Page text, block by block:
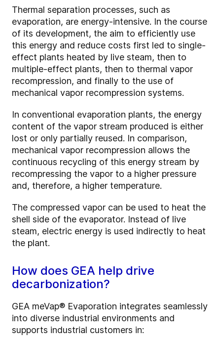
Thermal separation processes, such as
evaporation, are energy-intensive. In the course
of its development, the aim to efficiently use
this energy and reduce costs first led to single-
effect plants heated by live steam, then to
multiple-effect plants, then to thermal vapor
recompression, and finally to the use of
mechanical vapor recompression systems.
In conventional evaporation plants, the energy
content of the vapor stream produced is either
lost or only partially reused. In comparison,
mechanical vapor recompression allows the
continuous recycling of this energy stream by
recompressing the vapor to a higher pressure
and, therefore, a higher temperature.
The compressed vapor can be used to heat the
shell side of the evaporator. Instead of live
steam, electric energy is used indirectly to heat
the plant.
How does GEA help drive
decarbonization?
GEA meVap® Evaporation integrates seamlessly
into diverse industrial environments and
supports industrial customers in: